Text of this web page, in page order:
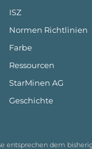
ISZ
Normen Richtlinien
Farbe
Ressourcen
StarMinen AG
Geschichte
entsprechen dem